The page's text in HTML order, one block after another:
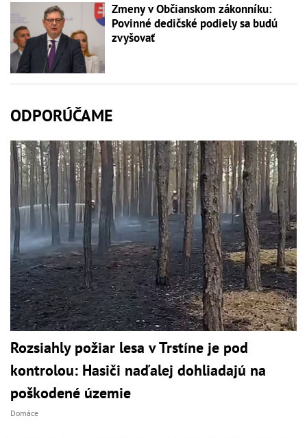
Zmeny v Občianskom zákonníku:
Povinné dedičské podiely sa budú
zvyšovať
ODPORÚČAME
Rozsiahly požiar lesa v Trstíne je pod
kontrolou: Hasiči naďalej dohliadajú na
poškodené územie
Domáce